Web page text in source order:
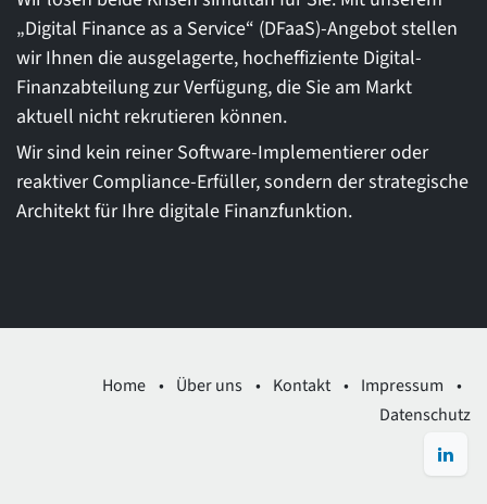
„Digital Finance as a Service“ (DFaaS)-Angebot stellen
wir Ihnen die ausgelagerte, hocheffiziente Digital-
Finanzabteilung zur Verfügung, die Sie am Markt
aktuell nicht rekrutieren können.
Wir sind kein reiner Software-Implementierer oder
reaktiver Compliance-Erfüller, sondern der strategische
Architekt für Ihre digitale Finanzfunktion.
Home • Über uns • Kontakt • Impressum •
Datenschutz